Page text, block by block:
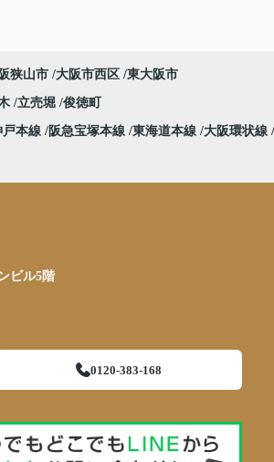
狭山市 大阪市西区 東大阪市
立売堀 俊徳町
戸本線 阪急宝塚本線 東海道本線 大阪環状線
ビル5階
0120-383-168